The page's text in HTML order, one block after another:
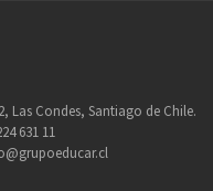
Las Condes, Santiago de Chile.
631 11